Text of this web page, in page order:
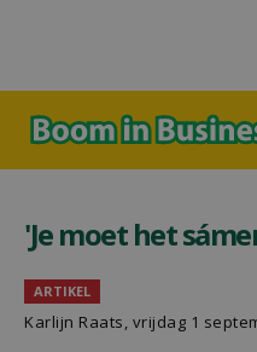
'Je moet het
ARTIKEL
Karlijn Raats, vrijdag 1